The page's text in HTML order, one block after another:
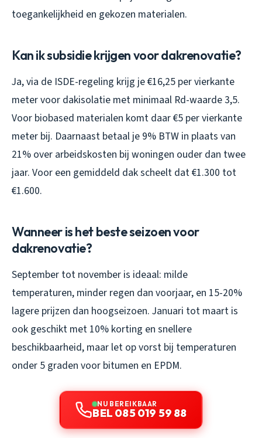
toegankelijkheid en gekozen materialen.
Kan ik subsidie krijgen voor dakrenovatie?
Ja, via de ISDE-regeling krijg je €16,25 per vierkante
meter voor dakisolatie met minimaal Rd-waarde 3,5.
Voor biobased materialen komt daar €5 per vierkante
meter bij. Daarnaast betaal je 9% BTW in plaats van
21% over arbeidskosten bij woningen ouder dan twee
jaar. Voor een gemiddeld dak scheelt dat €1.300 tot
€1.600.
Wanneer is het beste seizoen voor
dakrenovatie?
September tot november is ideaal: milde
temperaturen, minder regen dan voorjaar, en 15-20%
lagere prijzen dan hoogseizoen. Januari tot maart is
ook geschikt met 10% korting en snellere
beschikbaarheid, maar let op vorst bij temperaturen
onder 5 graden voor bitumen en EPDM.
NU BEREIKBAAR
BEL 085 019 59 88